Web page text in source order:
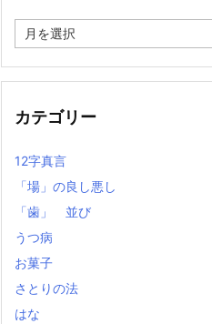
去
記
カテゴリー
12字真言
「場」の良し悪し
「歯」 並び
うつ病
お菓子
さとりの法
はな